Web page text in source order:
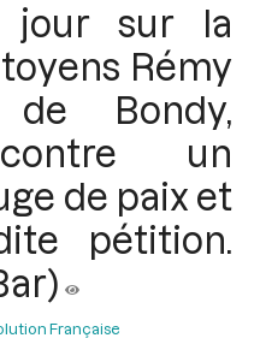
jour sur la
Rémy
Bondy,
un
de paix et
pétition.
Française